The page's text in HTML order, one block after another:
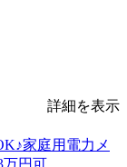
詳細を表示